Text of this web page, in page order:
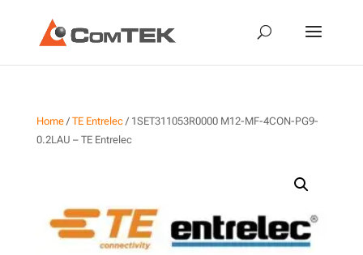
Home/ TE Entrelec/ 1SET311053R0000 M12-MF-4CON-PG9-
0.2LAU – TE Entrelec